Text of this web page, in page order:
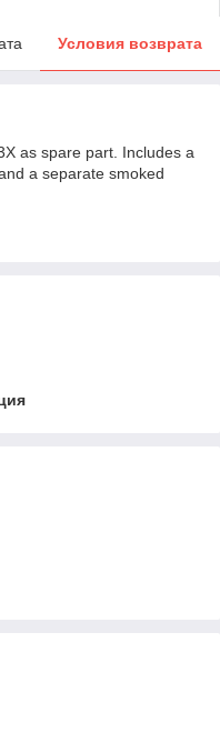
Условия возврата
as spare part. Includes a
a separate smoked